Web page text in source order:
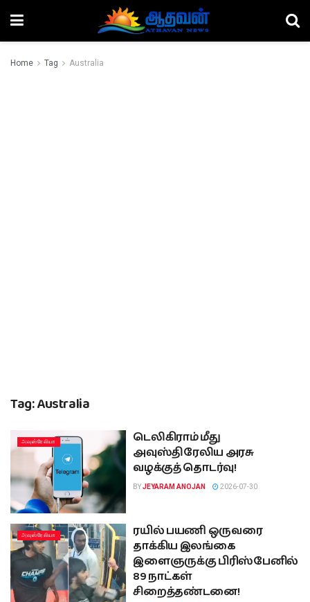
Home Tag Australia
Tag:Australia
அவுஸ்ரேலியா
டெலிகிராம் மீது
அவுஸ்திரேலிய அரசு
வழக்குத் தொடர்வு!
BYJEYARAM ANOJAN 2026-07-30
அவுஸ்ரேலியா
ரயில் பயணி ஒருவரை
தாக்கிய இலங்கை
இளைஞருக்கு பிரிஸ்பேனில்
89 நாட்கள்
சிறைத்தண்டனை!